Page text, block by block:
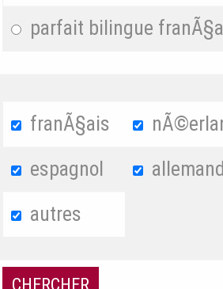
parfait bilingue
franÃ§ais
espagnol
autres